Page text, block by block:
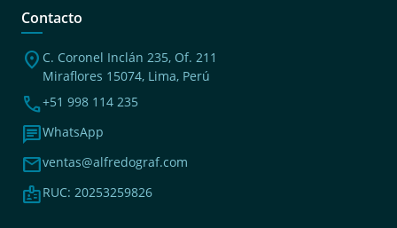
Contacto
location_on C. Coronel Inclán 235, Of. 211
Miraflores 15074, Lima, Perú
phone+51 998 114 235
chatWhatsApp
mailventas@alfredograf.com
badgeRUC: 20253259826